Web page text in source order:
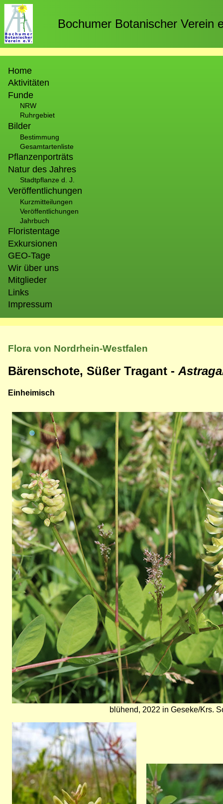
Direkt
zum
Inhalt
Bochumer Botanischer Verein
Home
Aktivitäten
Funde
NRW
Ruhrgebiet
Bilder
Bestimmung
Gesamtartenliste
Pflanzenporträts
Natur des Jahres
Stadtpflanze d. J.
Veröffentlichungen
Kurzmitteilungen
Veröffentlichungen
Jahrbuch
Floristentage
Exkursionen
GEO-Tage
Wir über uns
Mitglieder
Links
Impressum
Flora von Nordrhein-Westfalen
Bärenschote, Süßer Tragant -
Einheimisch
Bild
blühend, 2022 in Geseke/Krs.
Bild
Bild